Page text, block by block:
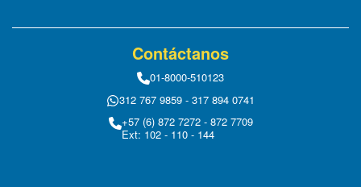
Contáctanos
01-8000-510123
312 767 9859 - 317 894 0741
+57 (6) 872 7272 - 872 7709
Ext: 102 - 110 - 144